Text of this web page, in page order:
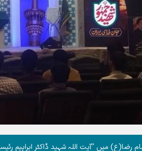
رضا(ع) میں ’’آیت اللہ شہید ڈاکٹر ابراہیم